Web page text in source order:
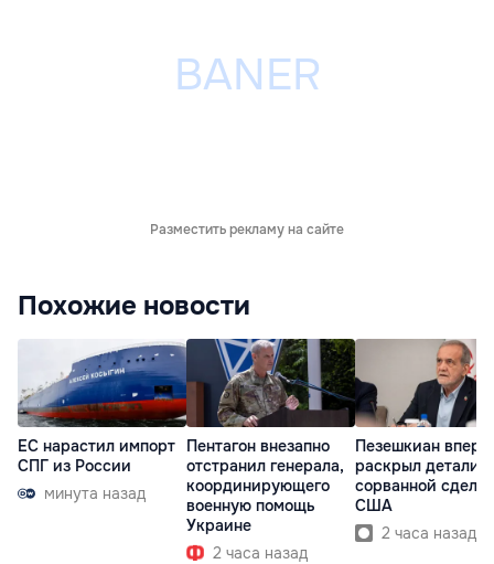
Разместить рекламу на сайте
Похожие новости
ЕС нарастил импорт
СПГ из России
минута назад
Пентагон внезапно
отстранил генерала,
координирующего
военную помощь
Украине
2 часа назад
Пезешкиан
раскрыл детали
сорванной
США
2 часа назад